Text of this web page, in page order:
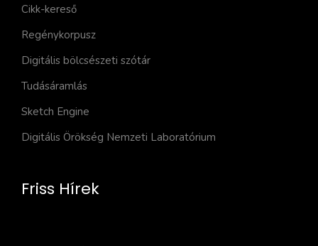
Cikk-kereső
Regénykorpusz
Digitális bölcsészeti szótár
Tudásáramlás
Sketch Engine
Digitális Örökség Nemzeti Laboratórium
Friss Hírek